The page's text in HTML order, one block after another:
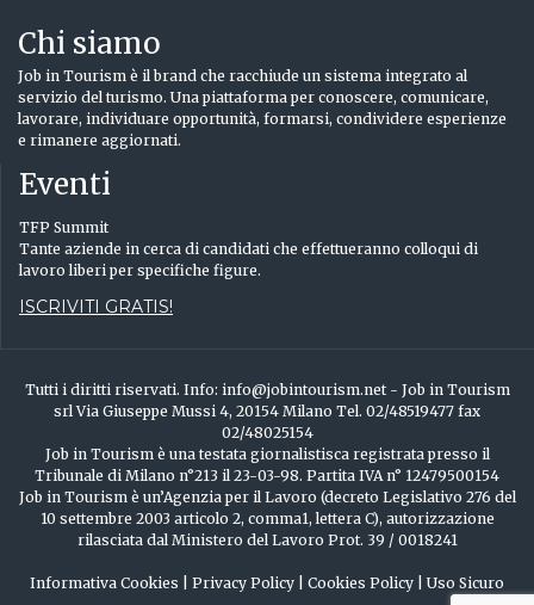
Chi siamo
Job in Tourism è il brand che racchiude un sistema integrato al
servizio del turismo. Una piattaforma per conoscere, comunicare,
lavorare, individuare opportunità, formarsi, condividere esperienze
e rimanere aggiornati.
Eventi
TFP Summit
Tante aziende in cerca di candidati che effettueranno colloqui di
lavoro liberi per specifiche figure.
ISCRIVITI GRATIS!
Tutti i diritti riservati. Info: info@jobintourism.net - Job in Tourism
srl Via Giuseppe Mussi 4, 20154 Milano Tel. 02/48519477 fax
02/48025154
Job in Tourism è una testata giornalistisca registrata presso il
Tribunale di Milano n°213 il 23-03-98. Partita IVA n° 12479500154
Job in Tourism è un’Agenzia per il Lavoro (decreto Legislativo 276 del
10 settembre 2003 articolo 2, comma1, lettera C), autorizzazione
rilasciata dal Ministero del Lavoro Prot. 39 / 0018241
Informativa Cookies Privacy Policy Cookies Policy Uso Sicuro